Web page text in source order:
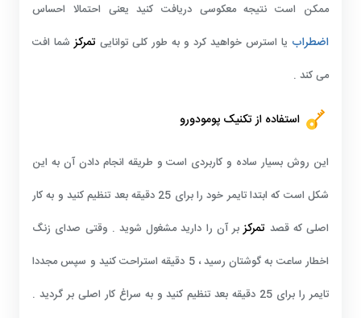
ممکن است نتیجه معکوسی دریافت کنید یعنی احتمالا احساس
اضطراب یا استرس خواهید کرد و به طور کلی توانایی تمرکز شما افت
می کند .
استفاده از تکنیک پومودورو
این روش بسیار ساده و کاربردی است و طریقه انجام دادن آن به این
شکل است که ابتدا تایمر خود را برای 25 دقیقه بعد تنظیم کنید و به کار
اصلی که قصد تمرکزبر آن را دارید مشغول شوید . وقتی صدای زنگ
اخطار ساعت به گوشتان رسید ، 5 دقیقه استراحت کنید و سپس مجددا
تایمر را برای 25 دقیقه بعد تنظیم کنید و به سراغ کار اصلی بر گردید .